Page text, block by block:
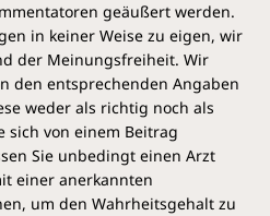
Leben mehr Menschen
würde sehr viel Leid
der ganzen Welt –
diese Tugenden aneignest
deinen Teil dazu bei. Es
für dich und dein Leben
um dich herum.
geäußert werden.
in keiner Weise zu eigen, wir
der Meinungsfreiheit. Wir
den entsprechenden Angaben
weder als richtig noch als
sich von einem Beitrag
Sie unbedingt einen Arzt
einer anerkannten
um den Wahrheitsgehalt zu